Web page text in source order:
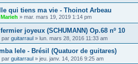
qui tiens ma vie - Thoinot Arbeau
Marieh » mar. mars 19, 2019 1:14 pm
joyeux (SCHUMANN) Op.68 nº 10
par guitarraul » lun. mars 28, 2016 11:33 am
lele - Brésil (Quatuor de guitares)
par guitarraul » jeu. janv. 14, 2016 9:25 am